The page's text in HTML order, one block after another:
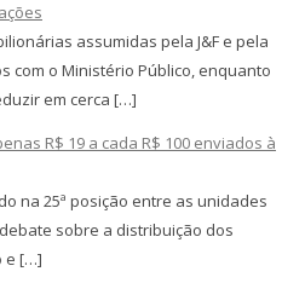
assumidas pela J&F e pela
com o Ministério Público, enquanto
em cerca […]
R$ 19 a cada R$ 100 enviados à
na 25ª posição entre as unidades
sobre a distribuição dos
e […]